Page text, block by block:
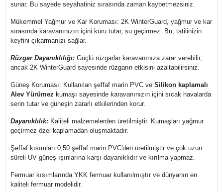
sunar. Bu sayede seyahatiniz sırasında zaman kaybetmezsiniz.
Mükemmel Yağmur ve Kar Koruması: 2K WinterGuard, yağmur ve kar
sırasında karavanınızın içini kuru tutar, su geçirmez. Bu, tatilinizin
keyfini çıkarmanızı sağlar.
Rüzgar Dayanıklılığı: Güçlü rüzgarlar karavanınıza zarar verebilir,
ancak 2K WinterGuard sayesinde rüzgarın etkisini azaltabilirsiniz.
Güneş Koruması: Kullanılan şeffaf marin PVC ve Silikon kaplamalı
Alev Yürümez kumaşı sayesinde karavanınızın içini sıcak havalarda
serin tutar ve güneşin zararlı etkilerinden korur.
Dayanıklılık: Kaliteli malzemelerden üretilmiştir. Kumaşları yağmur
geçirmez özel kaplamadan oluşmaktadır.
Şeffaf kısımları 0,50 şeffaf marin PVC'den üretilmiştir ve çok uzun
süreli UV güneş ışınlarına karşı dayanıklıdır ve kırılma yapmaz.
Fermuar kısımlarında YKK fermuar kullanılmıştır ve dünyanın en
kaliteli fermuar modelidir.